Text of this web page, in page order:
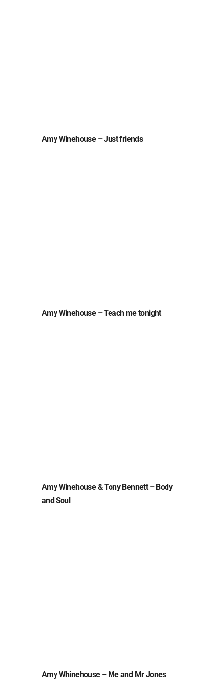
Amy Winehouse – Just friends
Amy Winehouse – Teach me tonight
Amy Winehouse & Tony Bennett – Body
and Soul
Amy Whinehouse – Me and Mr Jones